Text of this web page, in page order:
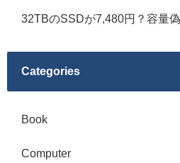
32TBのSSDが7,480円？容量
Categories
Book
Computer